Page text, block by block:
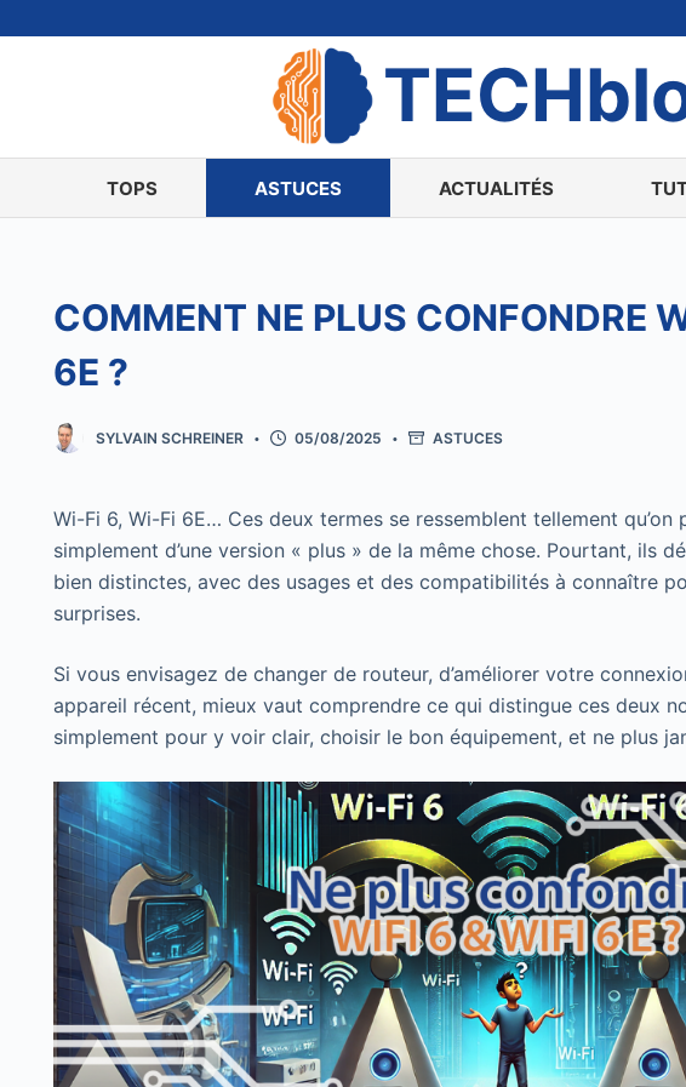
TOPS ASTUCES ACTUALITÉS
COMMENT NE PLUS CONFONDRE
6E ?
SYLVAIN SCHREINER 05/08/2025 ASTUCES
Wi-Fi 6, Wi-Fi 6E… Ces deux termes se ressemblent tellement qu’on
simplement d’une version « plus » de la même chose. Pourtant, ils
bien distinctes, avec des usages et des compatibilités à connaître
surprises.
Si vous envisagez de changer de routeur, d’améliorer votre
appareil récent, mieux vaut comprendre ce qui distingue ces deux
simplement pour y voir clair, choisir le bon équipement, et ne plus